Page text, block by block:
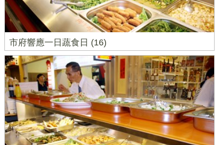
市府響應一日蔬食日 (16)